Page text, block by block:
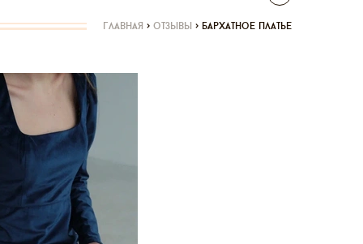
главная > отзывы > бархатное платье